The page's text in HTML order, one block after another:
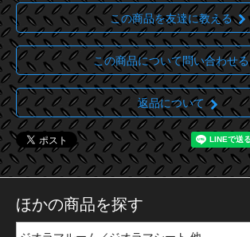
この商品を友達に教える
この商品について問い合わせる
返品について
ほかの商品を探す